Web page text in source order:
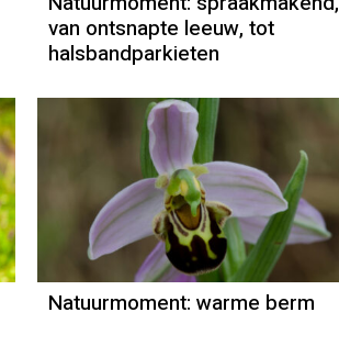
van ontsnapte leeuw, tot
halsbandparkieten
Natuurmoment
Door Kees Loogman
Natuurmoment: warme berm